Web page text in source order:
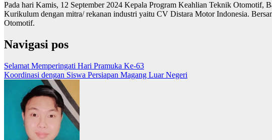
Pada hari Kamis, 12 September 2024 Kepala Program Keahlian Teknik Otomotif,
Kurikulum dengan mitra/ rekanan industri yaitu CV Distara Motor Indonesia.
Otomotif.
Navigasi pos
Selamat Memperingati Hari Pramuka Ke-63
Koordinasi dengan Siswa Persiapan Magang Luar Negeri